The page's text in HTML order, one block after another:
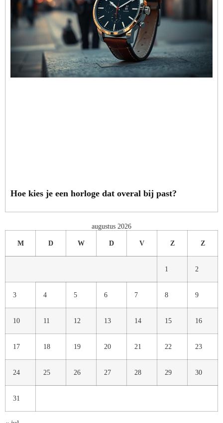
Hoe kies je een horloge dat overal bij past?
augustus 2026
M D W D V Z Z
1 2
3 4 5 6 7 8 9
10 11 12 13 14 15 16
17 18 19 20 21 22 23
24 25 26 27 28 29 30
31